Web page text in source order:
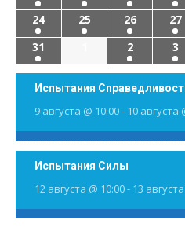
24 25 26 27
31
2 3
Испытания
9 августа @ 10:00- 10 августа
Испытания Силы
12 августа @ 10:00- 13